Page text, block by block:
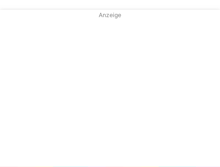
Anzeige